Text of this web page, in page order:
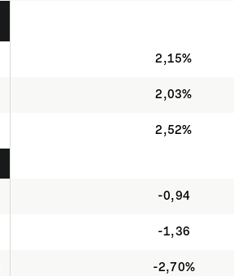
2,15%
2,03%
2,52%
-0,94
-1,36
-2,70%